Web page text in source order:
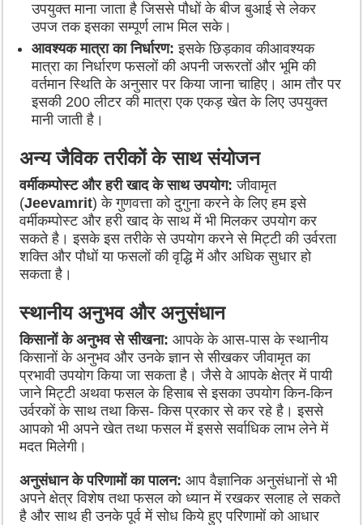
उपयुक्त माना जाता है जिससे पौधों के बीज बुआई से लेकर
उपज तक इसका सम्पूर्ण लाभ मिल सके।
आवश्यक मात्रा का निर्धारण: इसके छिड़काव कीआवश्यक
मात्रा का निर्धारण फसलों की अपनी जरूरतों और भूमि की
वर्तमान स्थिति के अनुसार पर किया जाना चाहिए। आम तौर पर
इसकी 200 लीटर की मात्रा एक एकड़ खेत के लिए उपयुक्त
मानी जाती है।
अन्य जैविक तरीकों के साथ संयोजन
वर्मीकम्पोस्ट और हरी खाद के साथ उपयोग: जीवामृत
(Jeevamrit) के गुणवत्ता को दुगुना करने के लिए हम इसे
वर्मीकम्पोस्ट और हरी खाद के साथ में भी मिलकर उपयोग कर
सकते है। इसके इस तरीके से उपयोग करने से मिट्टी की उर्वरता
शक्ति और पौधों या फसलों की वृद्धि में और अधिक सुधार हो
सकता है।
स्थानीय अनुभव और अनुसंधान
किसानों के अनुभव से सीखना:आपके के आस-पास के स्थानीय
किसानों के अनुभव और उनके ज्ञान से सीखकर जीवामृत का
प्रभावी उपयोग किया जा सकता है। जैसे वे आपके क्षेत्र में पायी
जाने मिट्टी अथवा फसल के हिसाब से इसका उपयोग किन-किन
उर्वरकों के साथ तथा किस- किस प्रकार से कर रहे है। इससे
आपको भी अपने खेत तथा फसल में इससे सर्वाधिक लाभ लेने में
मदत मिलेगी।
अनुसंधान के परिणामों का पालन: आप वैज्ञानिक अनुसंधानों से भी
अपने क्षेत्र विशेष तथा फसल को ध्यान में रखकर सलाह ले सकते
है और साथ ही उनके पूर्व में सोध किये हुए परिणामों को आधार